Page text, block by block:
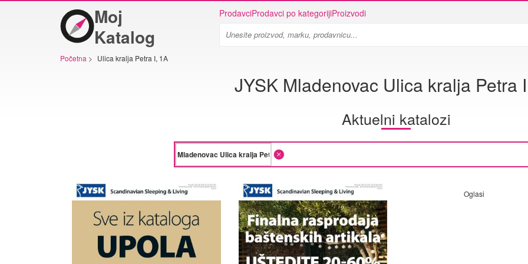
Moj
Katalog
ProdavciProdavci po kategorijiProizvodi
Početna > Ulica kralja Petra I, 1A
JYSK Mladenovac Ulica kralja Petra
Aktuelni katalozi
Oglasi